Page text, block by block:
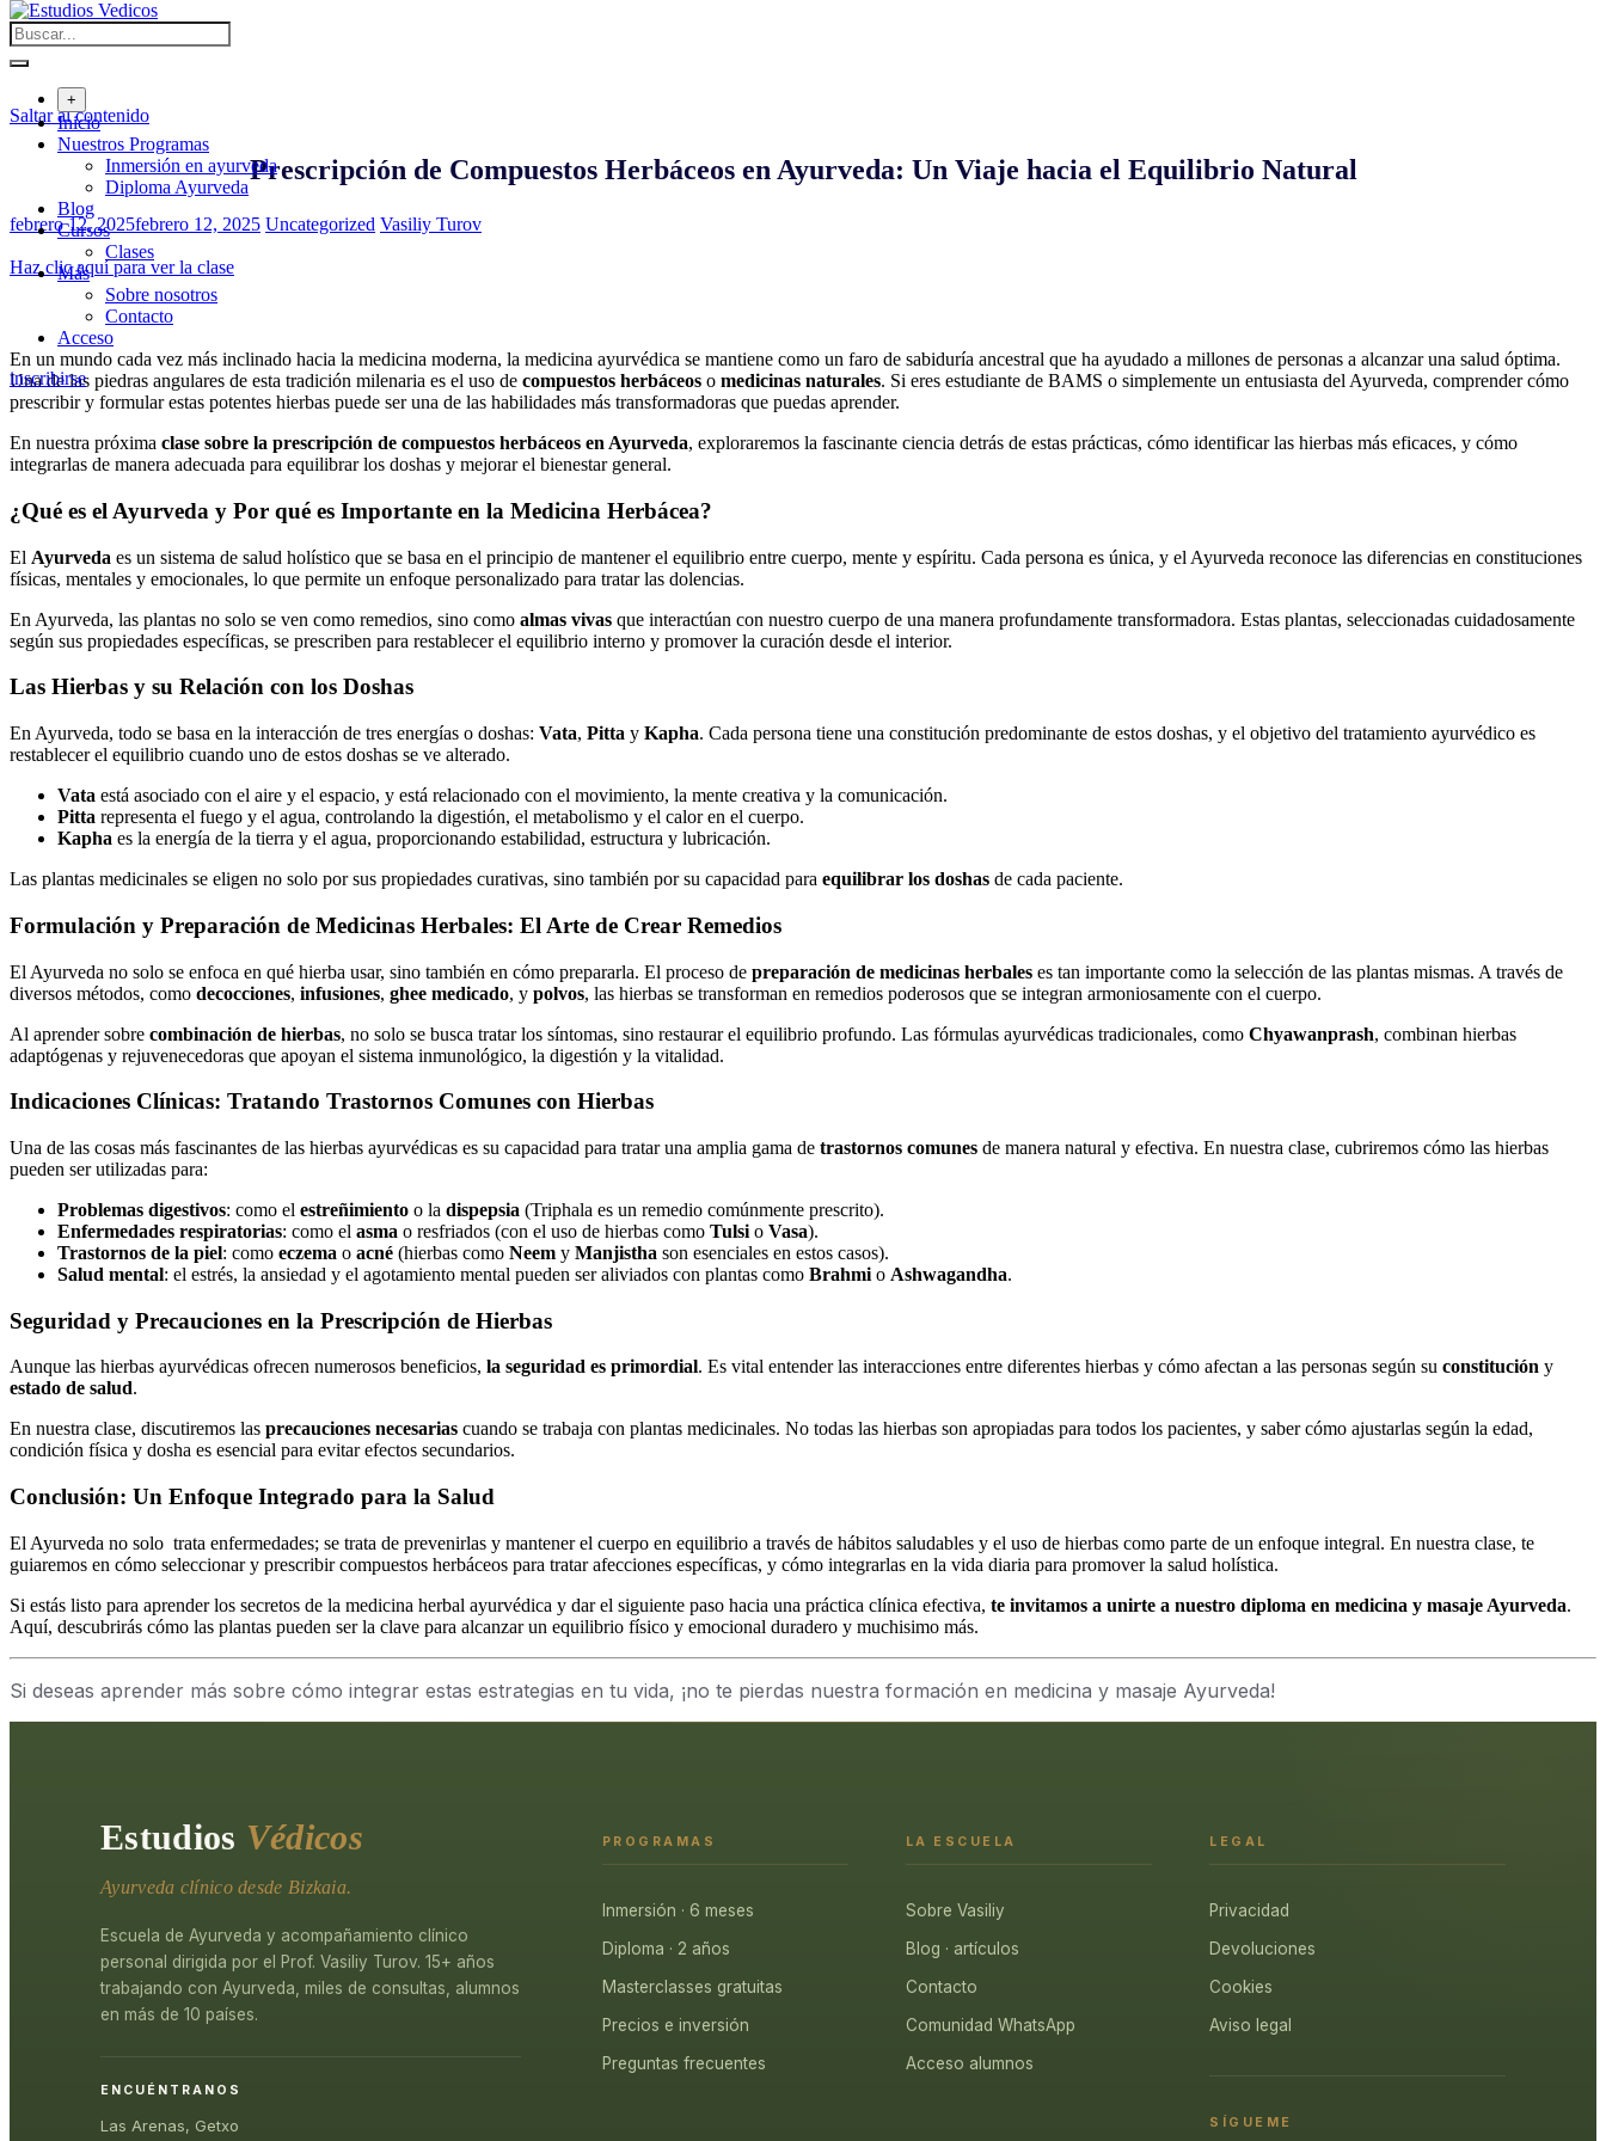
Saltar al contenido
+
Inicio
Nuestros Programas
Inmersión en ayurveda
Diploma Ayurveda
Blog
Cursos
Clases
Más
Sobre nosotros
Contacto
Acceso
inscribirse
Prescripción de Compuestos Herbáceos en Ayurveda: Un Viaje hacia el Equilibrio Natural
febrero 12, 2025febrero 12, 2025 Uncategorized Vasiliy Turov
Haz clic aquí para ver la clase
En un mundo cada vez más inclinado hacia la medicina moderna, la medicina ayurvédica se mantiene como un faro de sabiduría ancestral que ha ayudado a millones de personas a alcanzar una salud óptima.
Una de las piedras angulares de esta tradición milenaria es el uso de compuestos herbáceos o medicinas naturales. Si eres estudiante de BAMS o simplemente un entusiasta del Ayurveda, comprender cómo
prescribir y formular estas potentes hierbas puede ser una de las habilidades más transformadoras que puedas aprender.
En nuestra próxima clase sobre la prescripción de compuestos herbáceos en Ayurveda, exploraremos la fascinante ciencia detrás de estas prácticas, cómo identificar las hierbas más eficaces, y cómo
integrarlas de manera adecuada para equilibrar los doshas y mejorar el bienestar general.
¿Qué es el Ayurveda y Por qué es Importante en la Medicina Herbácea?
El Ayurveda es un sistema de salud holístico que se basa en el principio de mantener el equilibrio entre cuerpo, mente y espíritu. Cada persona es única, y el Ayurveda reconoce las diferencias en constituciones
físicas, mentales y emocionales, lo que permite un enfoque personalizado para tratar las dolencias.
En Ayurveda, las plantas no solo se ven como remedios, sino como almas vivas que interactúan con nuestro cuerpo de una manera profundamente transformadora. Estas plantas, seleccionadas cuidadosamente
según sus propiedades específicas, se prescriben para restablecer el equilibrio interno y promover la curación desde el interior.
Las Hierbas y su Relación con los Doshas
En Ayurveda, todo se basa en la interacción de tres energías o doshas: Vata, Pitta y Kapha. Cada persona tiene una constitución predominante de estos doshas, y el objetivo del tratamiento ayurvédico es
restablecer el equilibrio cuando uno de estos doshas se ve alterado.
Vata está asociado con el aire y el espacio, y está relacionado con el movimiento, la mente creativa y la comunicación.
Pitta representa el fuego y el agua, controlando la digestión, el metabolismo y el calor en el cuerpo.
Kapha es la energía de la tierra y el agua, proporcionando estabilidad, estructura y lubricación.
Las plantas medicinales se eligen no solo por sus propiedades curativas, sino también por su capacidad para equilibrar los doshas de cada paciente.
Formulación y Preparación de Medicinas Herbales: El Arte de Crear Remedios
El Ayurveda no solo se enfoca en qué hierba usar, sino también en cómo prepararla. El proceso de preparación de medicinas herbales es tan importante como la selección de las plantas mismas. A través de
diversos métodos, como decocciones, infusiones, ghee medicado, y polvos, las hierbas se transforman en remedios poderosos que se integran armoniosamente con el cuerpo.
Al aprender sobre combinación de hierbas, no solo se busca tratar los síntomas, sino restaurar el equilibrio profundo. Las fórmulas ayurvédicas tradicionales, como Chyawanprash, combinan hierbas
adaptógenas y rejuvenecedoras que apoyan el sistema inmunológico, la digestión y la vitalidad.
Indicaciones Clínicas: Tratando Trastornos Comunes con Hierbas
Una de las cosas más fascinantes de las hierbas ayurvédicas es su capacidad para tratar una amplia gama de trastornos comunes de manera natural y efectiva. En nuestra clase, cubriremos cómo las hierbas
pueden ser utilizadas para:
Problemas digestivos: como el estreñimiento o la dispepsia (Triphala es un remedio comúnmente prescrito).
Enfermedades respiratorias: como el asma o resfriados (con el uso de hierbas como Tulsi o Vasa).
Trastornos de la piel: como eczema o acné (hierbas como Neem y Manjistha son esenciales en estos casos).
Salud mental: el estrés, la ansiedad y el agotamiento mental pueden ser aliviados con plantas como Brahmi o Ashwagandha.
Seguridad y Precauciones en la Prescripción de Hierbas
Aunque las hierbas ayurvédicas ofrecen numerosos beneficios, la seguridad es primordial. Es vital entender las interacciones entre diferentes hierbas y cómo afectan a las personas según su constitución y
estado de salud.
En nuestra clase, discutiremos las precauciones necesarias cuando se trabaja con plantas medicinales. No todas las hierbas son apropiadas para todos los pacientes, y saber cómo ajustarlas según la edad,
condición física y dosha es esencial para evitar efectos secundarios.
Conclusión: Un Enfoque Integrado para la Salud
El Ayurveda no solo trata enfermedades; se trata de prevenirlas y mantener el cuerpo en equilibrio a través de hábitos saludables y el uso de hierbas como parte de un enfoque integral. En nuestra clase, te
guiaremos en cómo seleccionar y prescribir compuestos herbáceos para tratar afecciones específicas, y cómo integrarlas en la vida diaria para promover la salud holística.
Si estás listo para aprender los secretos de la medicina herbal ayurvédica y dar el siguiente paso hacia una práctica clínica efectiva, te invitamos a unirte a nuestro diploma en medicina y masaje Ayurveda.
Aquí, descubrirás cómo las plantas pueden ser la clave para alcanzar un equilibrio físico y emocional duradero y muchisimo más.
Si deseas aprender más sobre cómo integrar estas estrategias en tu vida, ¡no te pierdas nuestra formación en medicina y masaje Ayurveda!
Estudios Védicos
Ayurveda clínico desde Bizkaia.
Escuela de Ayurveda y acompañamiento clínico
personal dirigida por el Prof. Vasiliy Turov. 15+ años
trabajando con Ayurveda, miles de consultas, alumnos
en más de 10 países.
ENCUÉNTRANOS
Las Arenas, Getxo
PROGRAMAS
Inmersión · 6 meses
Diploma · 2 años
Masterclasses gratuitas
Precios e inversión
Preguntas frecuentes
LA ESCUELA
Sobre Vasiliy
Blog · artículos
Contacto
Comunidad WhatsApp
Acceso alumnos
LEGAL
Privacidad
Devoluciones
Cookies
Aviso legal
SÍGUEME